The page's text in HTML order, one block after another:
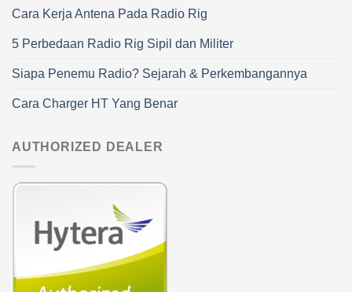
Cara Kerja Antena Pada Radio Rig
5 Perbedaan Radio Rig Sipil dan Militer
Siapa Penemu Radio? Sejarah & Perkembangannya
Cara Charger HT Yang Benar
AUTHORIZED DEALER